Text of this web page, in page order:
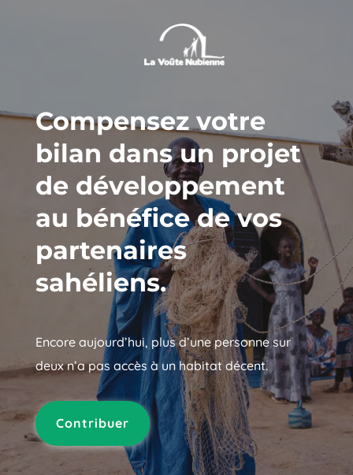
Compensez votre
bilan dans un projet
de développement
au bénéfice de vos
partenaires
sahéliens.
Encore aujourd’hui, plus d’une personne sur
deux n’a pas accès à un habitat décent.
Contribuer